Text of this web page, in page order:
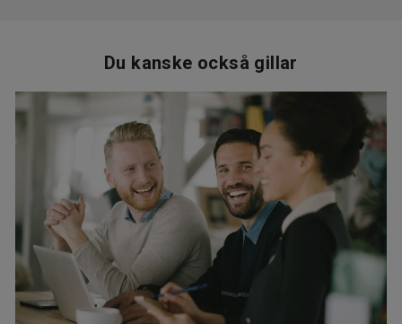
Du kanske också gillar